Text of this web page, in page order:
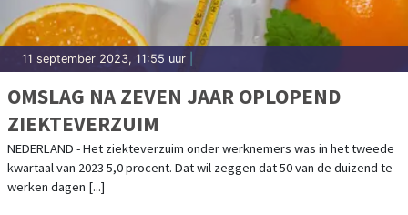
11 september 2023, 11:55 uur
OMSLAG NA ZEVEN JAAR OPLOPEND
ZIEKTEVERZUIM
NEDERLAND - Het ziekteverzuim onder werknemers was in het tweede
kwartaal van 2023 5,0 procent. Dat wil zeggen dat 50 van de duizend te
werken dagen [...]